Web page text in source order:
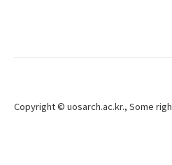
Copyright © uosarch.ac.kr., Some